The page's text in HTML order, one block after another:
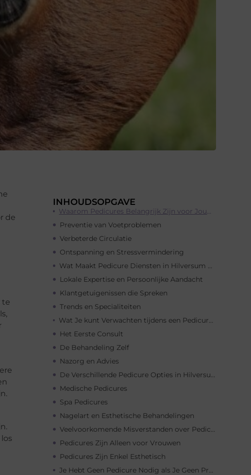
de
te
INHOUDSOPGAVE
Waarom Pedicures Belangrijk Zijn voor Jouw Voetgezondheid
Preventie van Voetproblemen
Verbeterde Circulatie
Ontspanning en Stressvermindering
Wat Maakt Pedicure Diensten in Hilversum Uniek?
Lokale Expertise en Persoonlijke Aandacht
Klantgetuigenissen die Spreken
Trends en Specialiteiten
Wat Je kunt Verwachten tijdens een Pedicure Sessie in Hilversum
Het Eerste Consult
De Behandeling Zelf
Nazorg en Advies
De Verschillende Pedicure Opties in Hilversum
Medische Pedicures
Spa Pedicures
Nagelart en Esthetische Behandelingen
Veelvoorkomende Misverstanden over Pedicures
Pedicures Zijn Alleen voor Vrouwen
Pedicures Zijn Enkel Esthetisch
Je Hebt Geen Pedicure Nodig als Je Geen Problemen Hebt